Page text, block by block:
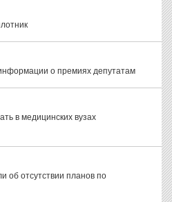
о премиях депутатам
в медицинских вузах
об отсутствии планов по